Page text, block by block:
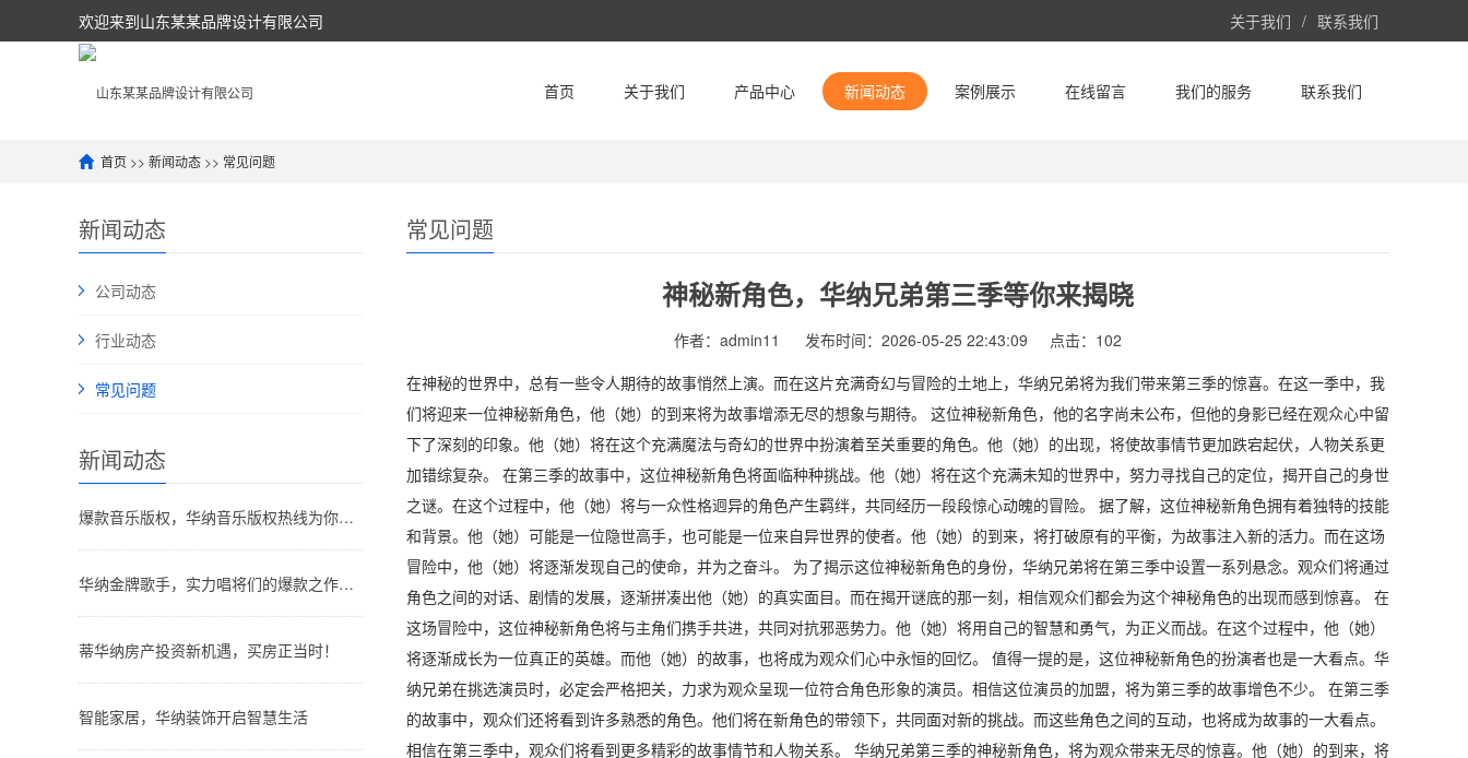
欢迎来到山东某某品牌设计有限公司 关于我们 / 联系我们
首页 关于我们 产品中心 新闻动态 案例展示 在线留言 我们的服务 联系我们
首页 >> 新闻动态 >> 常见问题
新闻动态
公司动态
行业动态
常见问题
新闻动态
爆款音乐版权，华纳音乐版权热线为你服务！
华纳金牌歌手，实力唱将们的爆款之作大公开！
蒂华纳房产投资新机遇，买房正当时！
智能家居，华纳装饰开启智慧生活
常见问题
神秘新角色，华纳兄弟第三季等你来揭晓
作者：admin11 发布时间：2026-05-25 22:43:09
点击：102
在神秘的世界中，总有一些令人期待的故事悄然上演。而在这片充满奇幻与冒险的土地上，华纳兄弟将为我们带来第三季的惊喜。在这一季中，我
们将迎来一位神秘新角色，他（她）的到来将为故事增添无尽的想象与期待。 这位神秘新角色，他的名字尚未公布，但他的身影已经在观众心中留
下了深刻的印象。他（她）将在这个充满魔法与奇幻的世界中扮演着至关重要的角色。他（她）的出现，将使故事情节更加跌宕起伏，人物关系更
加错综复杂。 在第三季的故事中，这位神秘新角色将面临种种挑战。他（她）将在这个充满未知的世界中，努力寻找自己的定位，揭开自己的身世
之谜。在这个过程中，他（她）将与一众性格迥异的角色产生羁绊，共同经历一段段惊心动魄的冒险。 据了解，这位神秘新角色拥有着独特的技能
和背景。他（她）可能是一位隐世高手，也可能是一位来自异世界的使者。他（她）的到来，将打破原有的平衡，为故事注入新的活力。而在这场
冒险中，他（她）将逐渐发现自己的使命，并为之奋斗。 为了揭示这位神秘新角色的身份，华纳兄弟将在第三季中设置一系列悬念。观众们将通过
角色之间的对话、剧情的发展，逐渐拼凑出他（她）的真实面目。而在揭开谜底的那一刻，相信观众们都会为这个神秘角色的出现而感到惊喜。 在
这场冒险中，这位神秘新角色将与主角们携手共进，共同对抗邪恶势力。他（她）将用自己的智慧和勇气，为正义而战。在这个过程中，他（她）
将逐渐成长为一位真正的英雄。而他（她）的故事，也将成为观众们心中永恒的回忆。 值得一提的是，这位神秘新角色的扮演者也是一大看点。华
纳兄弟在挑选演员时，必定会严格把关，力求为观众呈现一位符合角色形象的演员。相信这位演员的加盟，将为第三季的故事增色不少。 在第三季
的故事中，观众们还将看到许多熟悉的角色。他们将在新角色的带领下，共同面对新的挑战。而这些角色之间的互动，也将成为故事的一大看点。
相信在第三季中，观众们将看到更多精彩的故事情节和人物关系。 华纳兄弟第三季的神秘新角色，将为观众带来无尽的惊喜。他（她）的到来，将